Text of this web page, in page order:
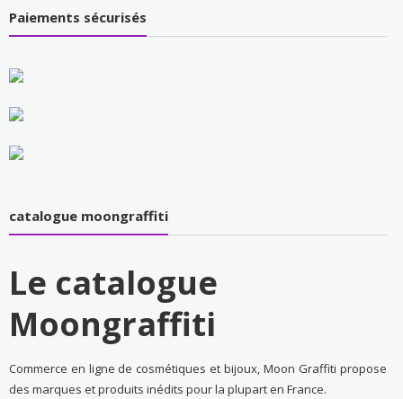
Paiements sécurisés
catalogue moongraffiti
Le catalogue
Moongraffiti
Commerce en ligne de cosmétiques et bijoux, Moon Graffiti propose
des marques et produits inédits pour la plupart en France.